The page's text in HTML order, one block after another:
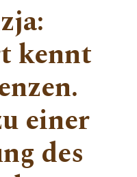
kennt
einer
des